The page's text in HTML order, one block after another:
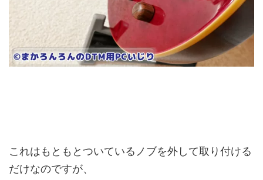
これはもともとついているノブを外して取り付ける
だけなのですが、